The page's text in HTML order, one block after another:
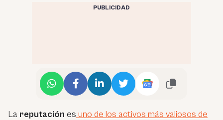
PUBLICIDAD
La reputación es uno de los activos más valiosos de